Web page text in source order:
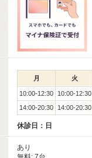
月 火
10:00-12:30 10:00-12:30
14:00-20:30
14:00-20:30
休診日：日
あり